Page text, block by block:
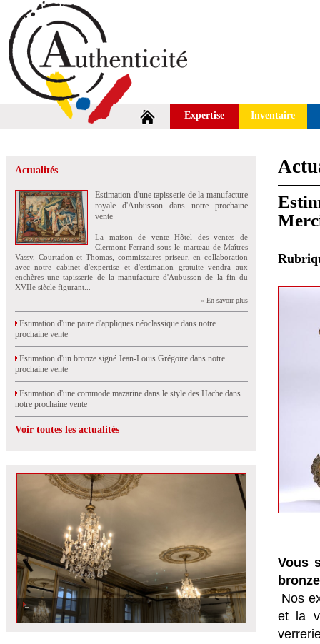
Expertise Inventaire
Actualités
Estimation d'une tapisserie de la manufacture
royale d'Aubusson dans notre prochaine
vente
La maison de vente Hôtel des ventes de
Clermont-Ferrand sous le marteau de Maîtres
Vassy, Courtadon et Thomas, commissaires priseur, en collaboration
avec notre cabinet d'expertise et d'estimation gratuite vendra aux
enchères une tapisserie de la manufacture d'Aubusson de la fin du
XVIIe siècle figurant...
» En savoir plus
Estimation d'une paire d'appliques néoclassique dans notre
prochaine vente
Estimation d'un bronze signé Jean-Louis Grégoire dans notre
prochaine vente
Estimation d'une commode mazarine dans le style des Hache dans
notre prochaine vente
Voir toutes les actualités
Vous
Nos
et la